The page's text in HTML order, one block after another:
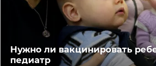
Нужно ли вакцинировать
педиатр